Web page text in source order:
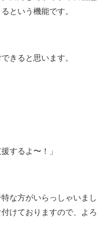
という機能です。
きると思います。
するよ〜！」
な方がいらっしゃいまし
けておりますので、よろ